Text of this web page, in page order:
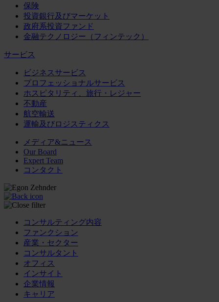
保険
投資銀行及びマーケット
政府系投資ファンド
金融テクノロジー（フィンテック）
サービス
ビジネスサービス
プロフェッショナルサービス
ホスピタリティ、旅行・レジャー
不動産
航空輸送
運輸及びロジスティクス
メディア&ニュース
Our Board
Expert Team
コンタクト
コンサルティング内容
ファンクション
産業・セクター
コンサルタント
オフィス
インサイト
企業情報
キャリア